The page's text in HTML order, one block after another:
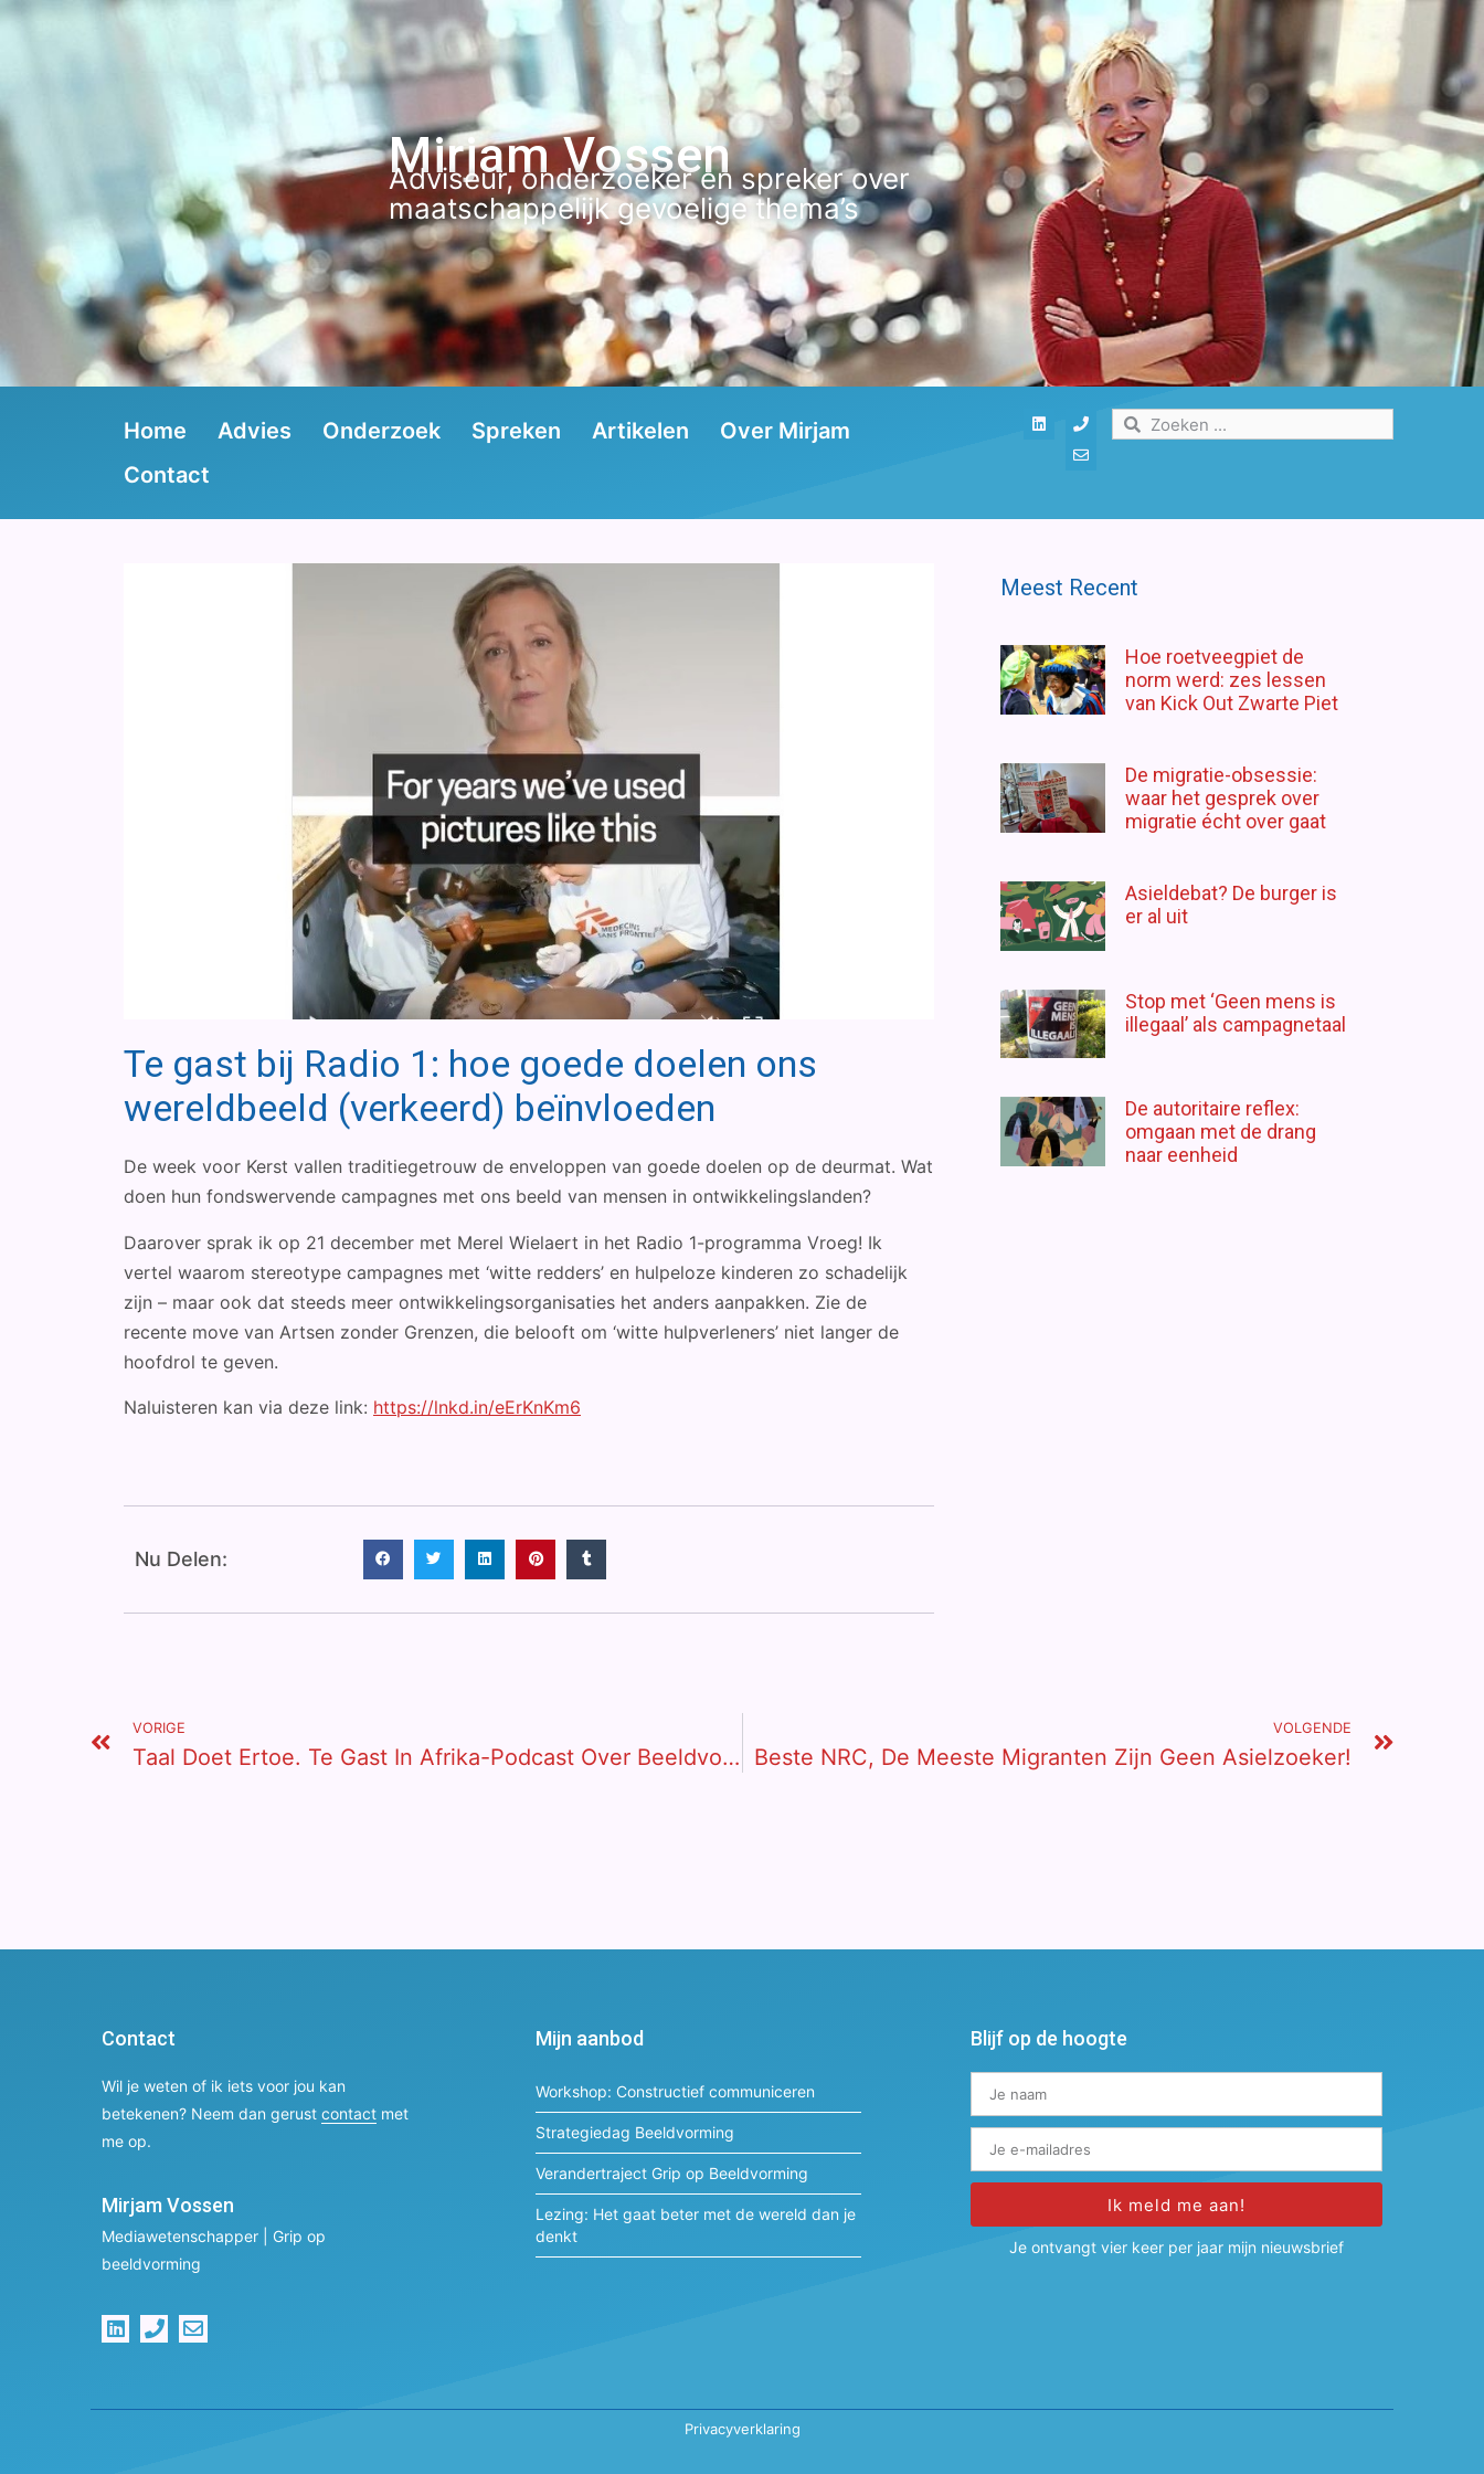
Mirjam Vossen
Adviseur, onderzoeker en spreker over
maatschappelijk gevoelige thema’s
Home Advies Onderzoek Spreken Artikelen
Over Mirjam
Contact
Te gast bij Radio 1: hoe goede doelen ons
wereldbeeld (verkeerd) beïnvloeden
De week voor Kerst vallen traditiegetrouw de enveloppen van goede doelen op de deurmat. Wat
doen hun fondswervende campagnes met ons beeld van mensen in ontwikkelingslanden?
Daarover sprak ik op 21 december met Merel Wielaert in het Radio 1-programma Vroeg! Ik
vertel waarom stereotype campagnes met ‘witte redders’ en hulpeloze kinderen zo schadelijk
zijn – maar ook dat steeds meer ontwikkelingsorganisaties het anders aanpakken. Zie de
recente move van Artsen zonder Grenzen, die belooft om ‘witte hulpverleners’ niet langer de
hoofdrol te geven.
Naluisteren kan via deze link: https://lnkd.in/eErKnKm6
Nu Delen:
Meest Recent
Hoe roetveegpiet de
norm werd: zes lessen
van Kick Out Zwarte Piet
De migratie-obsessie:
waar het gesprek over
migratie écht over gaat
Asieldebat? De burger is
er al uit
Stop met ‘Geen mens is
illegaal’ als campagnetaal
De autoritaire reflex:
omgaan met de drang
naar eenheid
VORIGE
Taal Doet Ertoe. Te Gast In Afrika-Podcast Over Beeldvorming En Taalgebruik
VOLGENDE
Beste NRC, De Meeste Migranten Zijn Geen Asielzoeker!
Contact
Wil je weten of ik iets voor jou kan
betekenen? Neem dan gerust contact met
me op.
Mirjam Vossen
Mediawetenschapper | Grip op
beeldvorming
Mijn aanbod
Workshop: Constructief communiceren
Strategiedag Beeldvorming
Verandertraject Grip op Beeldvorming
Lezing: Het gaat beter met de wereld dan je
denkt
Blijf op de hoogte
Ik meld me aan!
Alternative:
Je ontvangt vier keer per jaar mijn nieuwsbrief
Privacyverklaring